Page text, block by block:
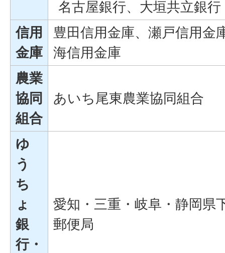
名古屋銀行、大垣共立銀行
信用
金庫
豊田信用金庫、瀬戸信用金
海信用金庫
農業
協同
組合
あいち尾東農業協同組合
ゆ
う
ち
ょ
銀
行・
愛知・三重・岐阜・静岡県
郵便局